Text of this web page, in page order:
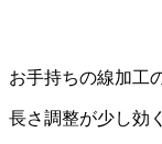
お手持ちの線加工
長さ調整が少し効